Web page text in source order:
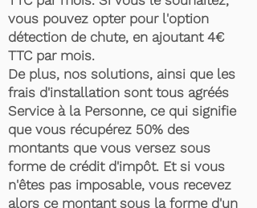
vous pouvez opter pour l'option
détection de chute, en ajoutant 4€
TTC par mois.
De plus, nos solutions, ainsi que les
frais d'installation sont tous agréés
Service à la Personne, ce qui signifie
que vous récupérez 50% des
montants que vous versez sous
forme de crédit d'impôt. Et si vous
n'êtes pas imposable, vous recevez
alors ce montant sous la forme d'un